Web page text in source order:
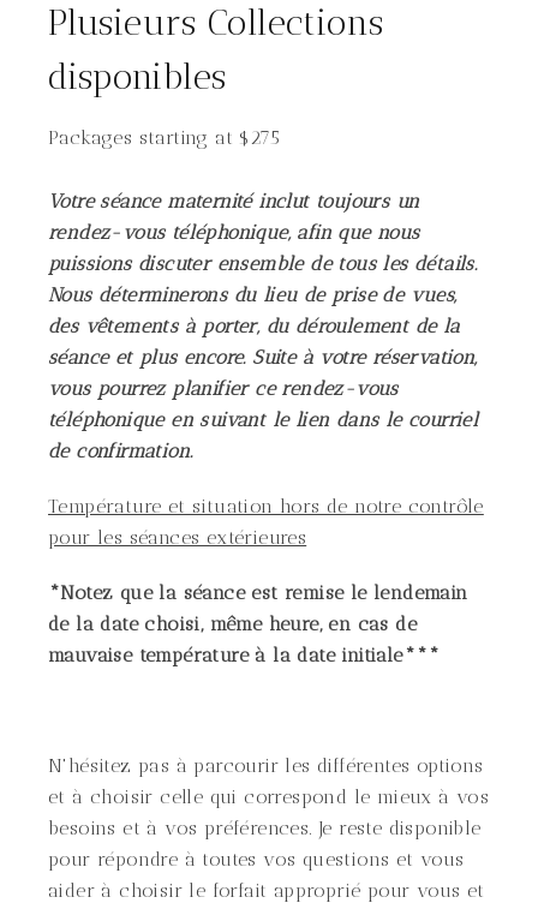
Plusieurs Collections
disponibles
Packages starting at $275
Votre séance maternité inclut toujours un
rendez-vous téléphonique, afin que nous
puissions discuter ensemble de tous les détails.
Nous déterminerons du lieu de prise de vues,
des vêtements à porter, du déroulement de la
séance et plus encore. Suite à votre réservation,
vous pourrez planifier ce rendez-vous
téléphonique en suivant le lien dans le courriel
de confirmation.
Température et situation hors de notre contrôle
pour les séances extérieures
*Notez que la séance est remise le lendemain
de la date choisi, même heure, en cas de
mauvaise température à la date initiale***
N'hésitez pas à parcourir les différentes options
et à choisir celle qui correspond le mieux à vos
besoins et à vos préférences. Je reste disponible
pour répondre à toutes vos questions et vous
aider à choisir le forfait approprié pour vous et